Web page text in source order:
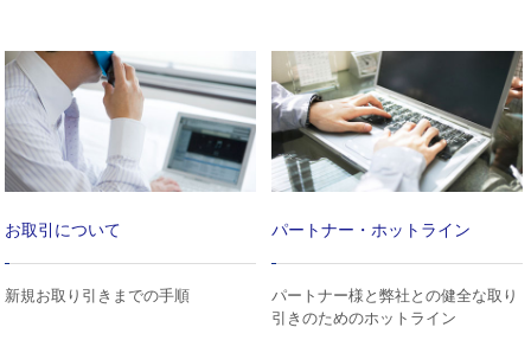
お取引について
新規お取り引きまでの手順
パートナー・ホットライン
パートナー様と弊社との健全な取り
引きのためのホットライン